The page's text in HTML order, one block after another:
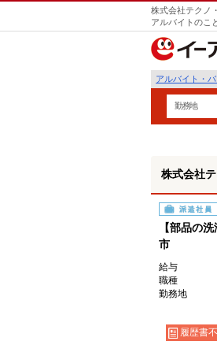
株式会社テクノ
アルバイトのこ
アルバイト・
勤務地
株式会社
派遣社員
【部品の
市
給与
職種
勤務地
履歴書